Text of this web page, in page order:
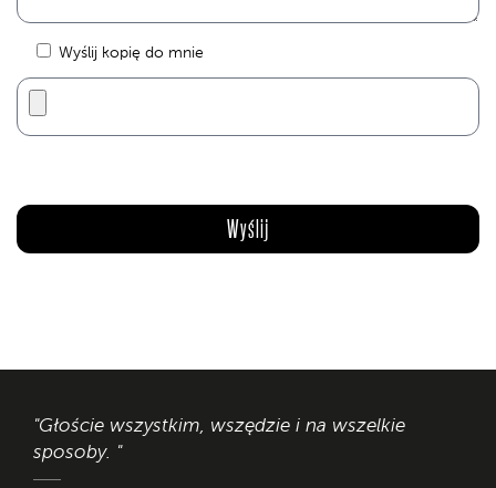
Wyślij kopię do mnie
"Głoście wszystkim, wszędzie i na wszelkie
sposoby. "